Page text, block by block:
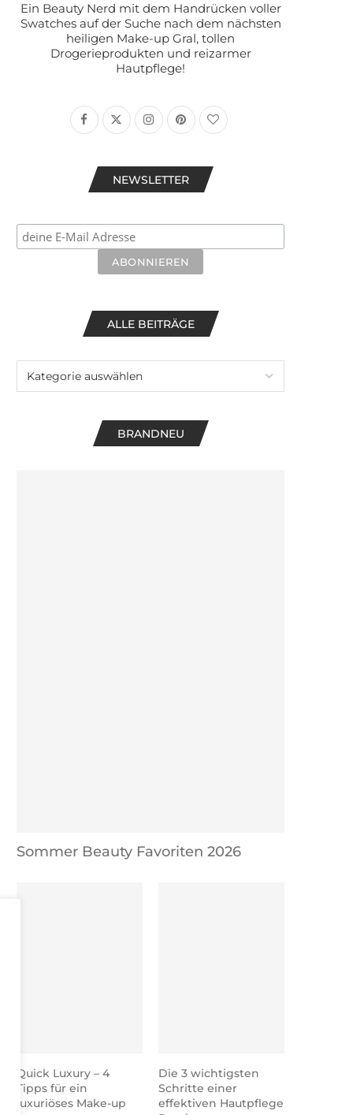
Meine Nagellack Sammlung 2020
– von 800 auf...
Ein Beauty Nerd mit dem Handrücken voller
Swatches auf der Suche nach dem nächsten
heiligen Make-up Gral, tollen
Drogerieprodukten und reizarmer
Hautpflege!
NEWSLETTER
ALLE BEITRÄGE
BRANDNEU
Sommer Beauty Favoriten 2026
Quick Luxury – 4
Tipps für ein
luxuriöses Make-up
Die 3 wichtigsten
Schritte einer
effektiven Hautpflege